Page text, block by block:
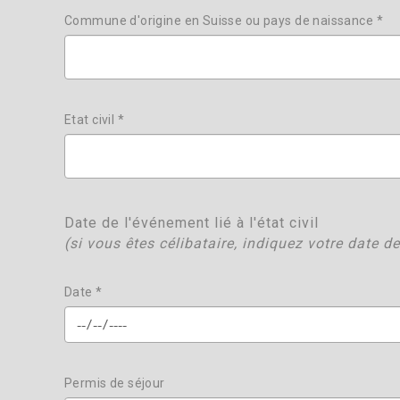
Commune d'origine en Suisse ou pays de naissance *
Etat civil *
Date de l'événement lié à l'état civil
(si vous êtes célibataire, indiquez votre date
Date *
Permis de séjour